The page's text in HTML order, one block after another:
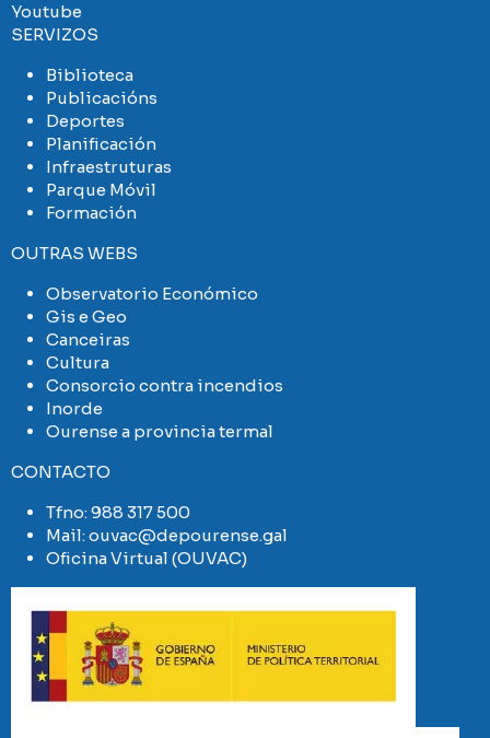
Youtube
SERVIZOS
Biblioteca
Publicacións
Deportes
Planificación
Infraestruturas
Parque Móvil
Formación
OUTRAS WEBS
Observatorio Económico
Gis e Geo
Canceiras
Cultura
Consorcio contra incendios
Inorde
Ourense a provincia termal
CONTACTO
Tfno:988 317 500
Mail:ouvac@depourense.gal
Oficina Virtual (OUVAC)